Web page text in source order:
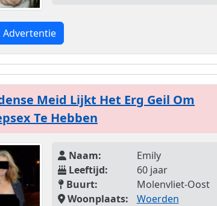
Advertentie
Meid Lijkt Het Erg Geil Om
Te Hebben
Naam:
Emily
Leeftijd:
60 jaar
Buurt:
Molenvliet-Oost
Woonplaats:
Woerden